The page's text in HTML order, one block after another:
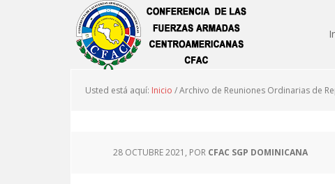
Usted está aquí: Inicio /Archivo de Reuniones Ordinarias de
28 OCTUBRE 2021 , POR CFAC SGP DOMINICANA